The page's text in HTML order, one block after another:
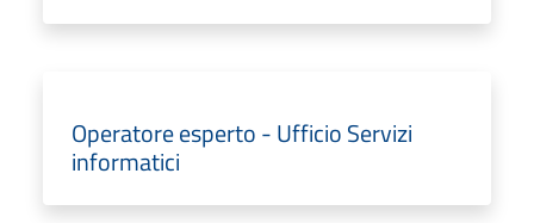
Operatore esperto - Ufficio Servizi
informatici